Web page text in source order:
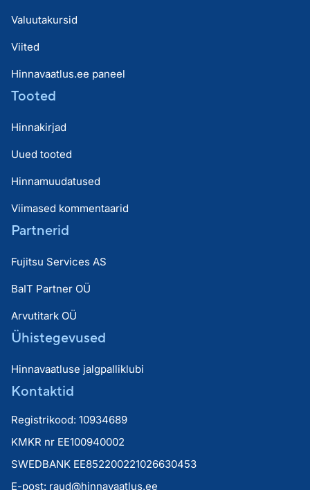
Valuutakursid
Viited
Hinnavaatlus.ee paneel
Tooted
Hinnakirjad
Uued tooted
Hinnamuudatused
Viimased kommentaarid
Partnerid
Fujitsu Services AS
BaIT Partner OÜ
Arvutitark OÜ
Ühistegevused
Hinnavaatluse jalgpalliklubi
Kontaktid
Registrikood: 10934689
KMKR nr EE100940002
SWEDBANK EE852200221026630453
E-post: raud@hinnavaatlus.ee